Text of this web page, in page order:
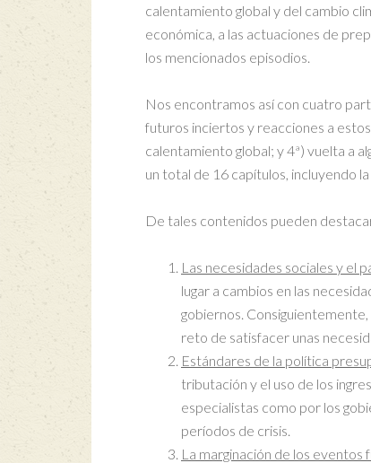
calentamiento global y del cambio
económica, a las actuaciones de
los mencionados episodios.
Nos encontramos así con cuatro
futuros inciertos y reacciones a
calentamiento global; y 4ª) vuelta a
un total de 16 capítulos, incluyendo
De tales contenidos pueden
Las necesidades sociales y el
lugar a cambios en las
gobiernos.
reto de satisfacer unas
Estándares de la política
tributación y el uso de los
especialistas como por los
períodos de crisis.
La marginación de los eventos